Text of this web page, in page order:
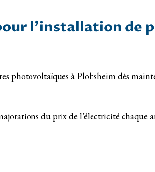
l’installation de
photovoltaïques à Plobsheim dès
du prix de l’électricité chaque